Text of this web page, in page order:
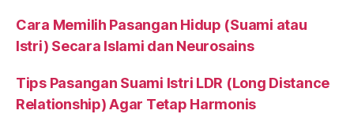
Cara Memilih Pasangan Hidup (Suami atau
Istri) Secara Islami dan Neurosains
Tips Pasangan Suami Istri LDR (Long Distance
Relationship) Agar Tetap Harmonis